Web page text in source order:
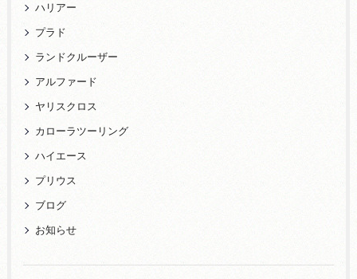
ハリアー
プラド
ランドクルーザー
アルファード
ヤリスクロス
カローラツーリング
ハイエース
プリウス
ブログ
お知らせ